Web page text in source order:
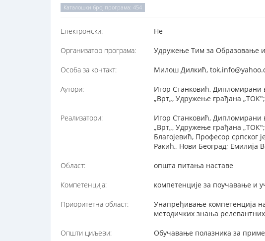
Каталошки број програма: 454
Електронски: Не
Организатор програма: Удружење Тим за Образовање и
Особа за контакт: Милош Дилкић,
Аутори:
Игор Станковић, Дипломирани
„Врт„, Удружење грађана
Реализатори:
Игор Станковић, Дипломирани
„Врт„, Удружење грађана
Благојевић, Професор
Ракић„ Нови Београд;
Област: општа питања наставе
Компетенција: компетенције за поучавање и
Приоритетна област:
Унапређивање компетенција
методичких знања
Општи циљеви:
Обучавање полазника за